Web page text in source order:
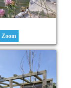
Zoom